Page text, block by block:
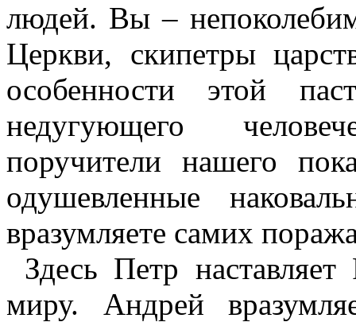
людей. Вы –
Церкви, скипетры
особенности этой
недугующего
поручители нашего
одушевленные
вразумляете самих
Здесь Петр
миру. Андрей